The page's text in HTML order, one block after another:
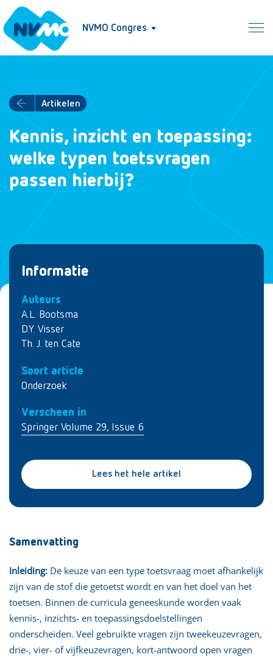
NVMO Congres
Artikelen
Kennis, inzicht en toepassing:
welke typen toetsvragen
passen hierbij?
Informatie
Auteurs
A.L. Bootsma
D.Y. Visser
Th. J. ten Cate
Soort article
Onderzoek
Verscheen in
Springer Volume 29, Issue 6
Lees het hele artikel
Samenvatting
Inleiding: De keuze van een type toetsvraag moet afhankelijk
zijn van de stof die getoetst wordt en van het doel van het
toetsen. Binnen de curricula geneeskunde worden vaak
kennis-, inzichts- en toepassingsdoelstellingen
onderscheiden. Veel gebruikte vragen zijn tweekeuzevragen,
drie-, vier- of vijfkeuzevragen, kort-antwoord open vragen